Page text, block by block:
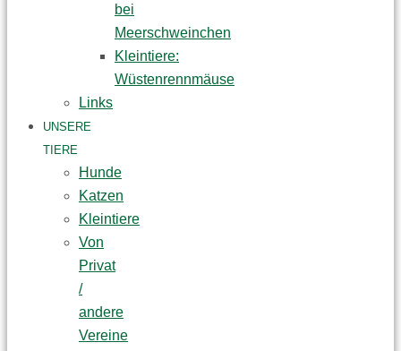
bei
Meerschweinchen
Kleintiere:
Wüstenrennmäuse
Links
UNSERE
TIERE
Hunde
Katzen
Kleintiere
Von
Privat
/
andere
Vereine